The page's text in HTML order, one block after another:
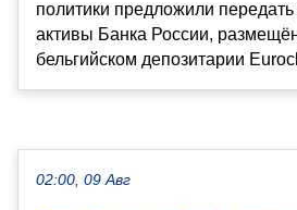
политики предложили
активы Банка России,
бельгийском депозитарии
02:00, 09 Авг